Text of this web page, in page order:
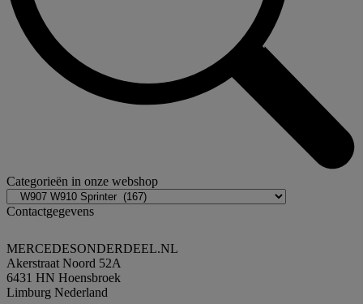
Categorieën in onze webshop
Contactgegevens
MERCEDESONDERDEEL.NL
Akerstraat Noord 52A
6431 HN Hoensbroek
Limburg Nederland